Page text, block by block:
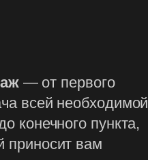
— от первого
всей необходимой
конечного пункта,
приносит вам